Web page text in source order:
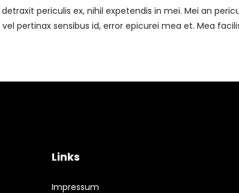
periculis ex, nihil expetendis in mei. Mei an
pertinax sensibus id, error epicurei mea et. Mea
Links
Impressum